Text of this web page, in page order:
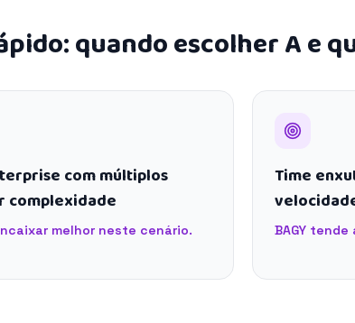
quando escolher A e
com múltiplos
complexidade
melhor neste cenário.
Time
BAGY